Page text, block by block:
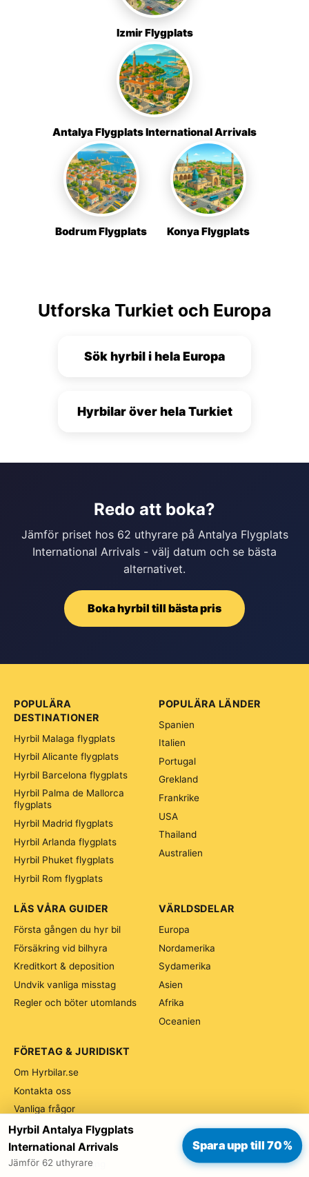
Izmir Flygplats
Antalya Flygplats International Arrivals
Bodrum Flygplats Konya Flygplats
Utforska Turkiet och Europa
Sök hyrbil i hela Europa
Hyrbilar över hela Turkiet
Redo att boka?
Jämför priset hos 62 uthyrare på Antalya Flygplats
International Arrivals - välj datum och se bästa
alternativet.
Boka hyrbil till bästa pris
Hyrbil Antalya Flygplats
International Arrivals
Jämför 62 uthyrare
Spara upp till 70%
POPULÄRA
DESTINATIONER
Hyrbil Malaga flygplats
Hyrbil Alicante flygplats
Hyrbil Barcelona flygplats
Hyrbil Palma de Mallorca
flygplats
Hyrbil Madrid flygplats
Hyrbil Arlanda flygplats
Hyrbil Phuket flygplats
Hyrbil Rom flygplats
POPULÄRA LÄNDER
Spanien
Italien
Portugal
Grekland
Frankrike
USA
Thailand
Australien
VÄRLDSDELAR
Europa
Nordamerika
Sydamerika
Asien
Afrika
Oceanien
LÄS VÅRA GUIDER
Första gången du hyr bil
Försäkring vid bilhyra
Kreditkort & deposition
Undvik vanliga misstag
Regler och böter utomlands
FÖRETAG & JURIDISKT
Om Hyrbilar.se
Kontakta oss
Vanliga frågor
Allmänna villkor
Integritetspolicy
Hantera min bokning